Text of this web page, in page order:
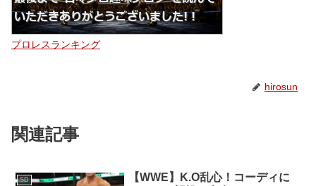
プロレスランキング
hirosun
関連記事
SD
【WWE】K.O乱心！コーディに